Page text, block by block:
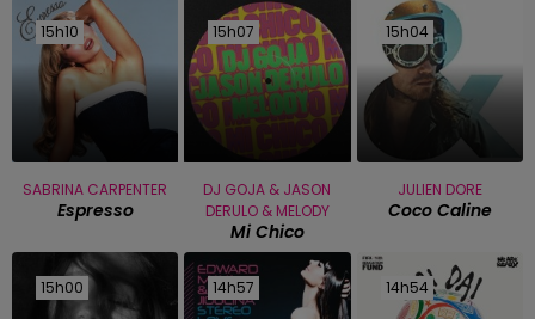
15h10
15h10
SABRINA CARPENTER
Espresso
15h07
15h07
DJ GOJA & JASON
DERULO & MELODY
Mi Chico
15h04
15h04
JULIEN DORE
Coco Caline
15h00
15h00 14h57
14h57 14h54
14h54